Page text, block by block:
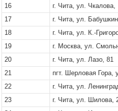
16
г. Чита, ул. Чкалова,
17
г. Чита, ул.
18
г. Чита, ул. К.-
19
г. Москва, ул.
20
г. Чита, ул. Лазо, 81
21
пгт. Шерловая Гора,
22
г. Чита, ул.
23
г. Чита, ул. Шилова,